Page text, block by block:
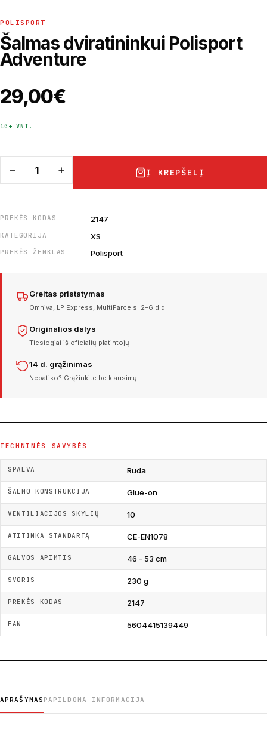
POLISPORT
Šalmas dviratininkui Polisport
Adventure
29,00€
10+ VNT.
Į KREPŠELĮ
PREKĖS KODAS 2147
KATEGORIJA XS
PREKĖS ŽENKLAS Polisport
Greitas pristatymas
Omniva, LP Express, MultiParcels. 2–6 d.d.
Originalios dalys
Tiesiogiai iš oficialių platintojų
14 d. grąžinimas
Nepatiko? Grąžinkite be klausimų
TECHNINĖS SAVYBĖS
SPALVA Ruda
ŠALMO KONSTRUKCIJA Glue-on
VENTILIACIJOS SKYLIŲ 10
ATITINKA STANDARTĄ CE-EN1078
GALVOS APIMTIS 46 - 53 cm
SVORIS 230 g
PREKĖS KODAS 2147
EAN 5604415139449
APRAŠYMAS PAPILDOMA INFORMACIJA